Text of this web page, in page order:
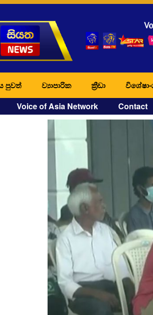
පුවත් ව්‍යාපාරික ක්‍රීඩා
Voice of Asia Network Contact